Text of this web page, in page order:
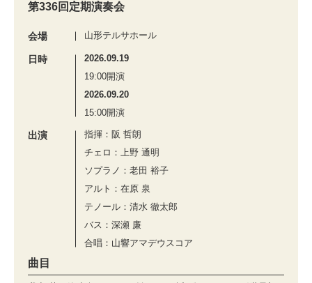
第336回定期演奏会
会場 山形テルサホール
日時
2026.09.19
19:00開演
2026.09.20
15:00開演
出演
指揮：阪 哲朗
チェロ：上野 通明
ソプラノ：老田 裕子
アルト：在原 泉
テノール：清水 徹太郎
バス：深瀬 廉
合唱：山響アマデウスコア
曲目